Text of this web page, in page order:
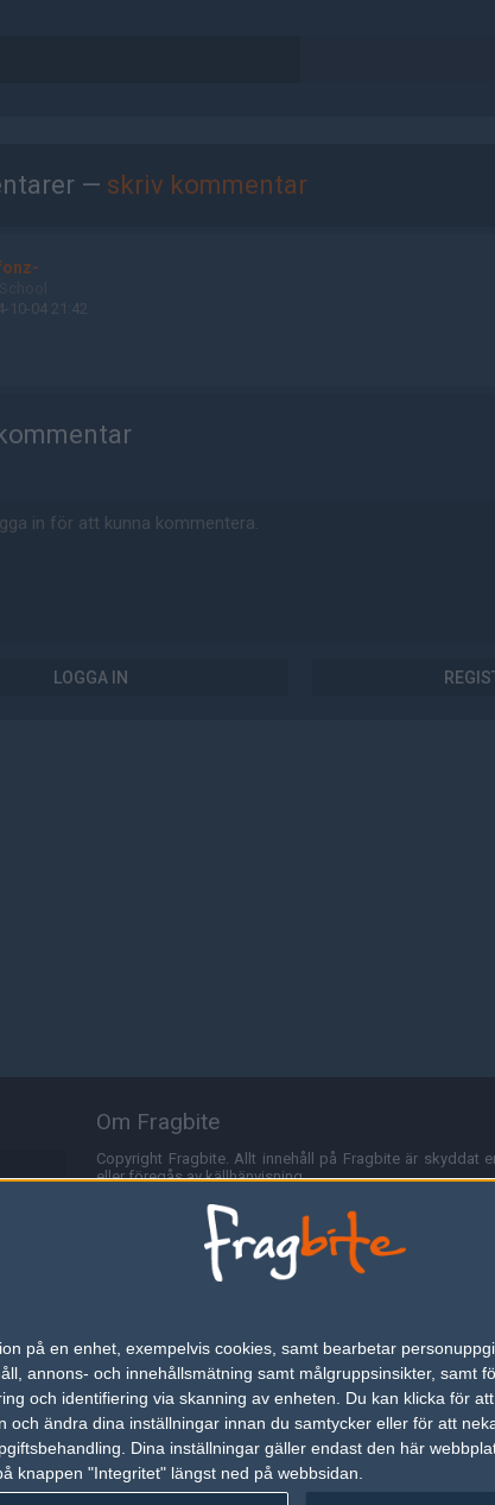
på en enhet, exempelvis cookies, samt bearbetar
annons- och innehållsmätning samt målgruppsinsikter, samt
och identifiering via skanning av enheten. Du kan klicka för
ändra dina inställningar innan du samtycker eller för att
Dina inställningar gäller endast den här
knappen "Integritet" längst ned på webbsidan.
— skriv kommentar
10-04 21:42
LOGGA IN
Om Fragbite
Copyright Fragbite. Allt innehåll på Fragbite är skyddat
eller föregås av källhänvisning.
Alla åsikter uttryckta på Fragbite representerar varje
Programmering och design av Fredric Bohlin. För frågor
Fragbite använder cookies för att spara
omröstningar och för att föra statistik. För att slippa
besöka Fragbite. Den här textraden finns här på grund
Annonsering
Är du intresserad av att annonsera på Fragbite,